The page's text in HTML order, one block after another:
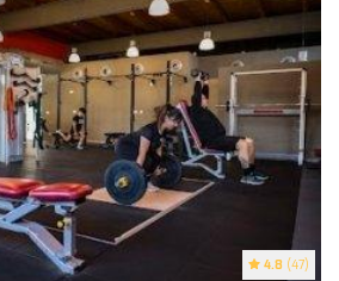
4.8 (47)